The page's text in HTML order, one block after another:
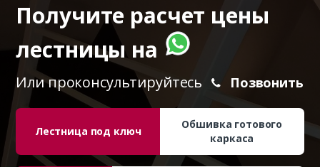
Получите расчет цены
лестницы на
Или проконсультируйтесь Позвонить
Лестница под ключ
Обшивка готового
каркаса